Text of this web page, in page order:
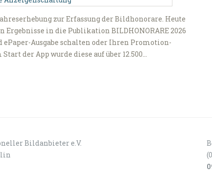
zur Erfassung der Bildhonorare. Heute
in die Publikation BILDHONORARE 2026
Ausgabe schalten oder Ihren Promotion-
der App wurde diese auf über 12.500…
Bildanbieter e.V.